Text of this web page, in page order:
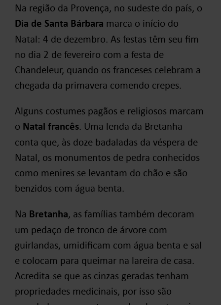
Na região da Provença, no sudeste do país, o
Dia de Santa Bárbara marca o início do
Natal: 4 de dezembro. As festas têm seu fim
no dia 2 de fevereiro com a festa de
Chandeleur, quando os franceses celebram a
chegada da primavera comendo crepes.
Alguns costumes pagãos e religiosos marcam
o Natal francês. Uma lenda da Bretanha
conta que, às doze badaladas da véspera de
Natal, os monumentos de pedra conhecidos
como menires se levantam do chão e são
benzidos com água benta.
Na Bretanha, as famílias também decoram
um pedaço de tronco de árvore com
guirlandas, umidificam com água benta e sal
e colocam para queimar na lareira de casa.
Acredita-se que as cinzas geradas tenham
propriedades medicinais, por isso são